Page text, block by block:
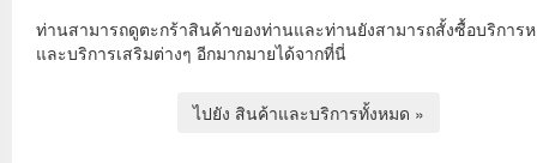
ท่านสามารถดูตะกร้าสินค้าของท่านและท่านยังสามารถสั้งซื้อบริการ
และบริการเสริมต่างๆ อีกมากมายได้จากที่นี่